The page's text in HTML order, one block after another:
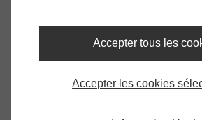
Accepter tous les
Accepter les cookies